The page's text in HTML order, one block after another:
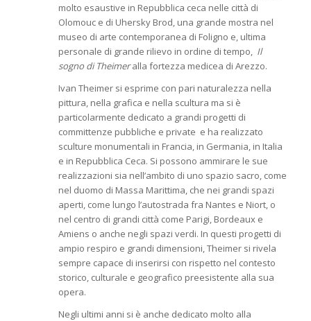
molto esaustive in Repubblica ceca nelle città di
Olomouc e di Uhersky Brod, una grande mostra nel
museo di arte contemporanea di Foligno e, ultima
personale di grande rilievo in ordine di tempo, Il
sogno di Theimeralla fortezza medicea di Arezzo.
Ivan Theimer si esprime con pari naturalezza nella
pittura, nella grafica e nella scultura ma si è
particolarmente dedicato a grandi progetti di
committenze pubbliche e private e ha realizzato
sculture monumentali in Francia, in Germania, in Italia
e in Repubblica Ceca. Si possono ammirare le sue
realizzazioni sia nell’ambito di uno spazio sacro, come
nel duomo di Massa Marittima, che nei grandi spazi
aperti, come lungo l’autostrada fra Nantes e Niort, o
nel centro di grandi città come Parigi, Bordeaux e
Amiens o anche negli spazi verdi. In questi progetti di
ampio respiro e grandi dimensioni, Theimer si rivela
sempre capace di inserirsi con rispetto nel contesto
storico, culturale e geografico preesistente alla sua
opera.
Negli ultimi anni si è anche dedicato molto alla